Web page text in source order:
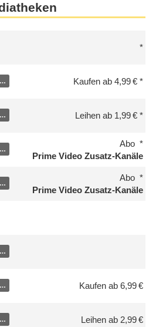
… Kaufen ab 4,99 €
… Leihen ab 1,99 €
…
Abo
Prime Video Zusatz-Kanäle
…
Abo
Prime Video Zusatz-Kanäle
…
… Kaufen ab 6,99 €
… Leihen ab 2,99 €